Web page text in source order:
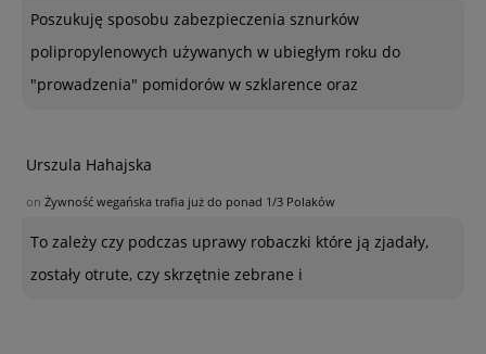
Poszukuję sposobu zabezpieczenia sznurków
polipropylenowych używanych w ubiegłym roku do
"prowadzenia" pomidorów w szklarence oraz
Urszula Hahajska
on Żywność wegańska trafia już do ponad 1/3 Polaków
To zależy czy podczas uprawy robaczki które ją zjadały,
zostały otrute, czy skrzętnie zebrane i